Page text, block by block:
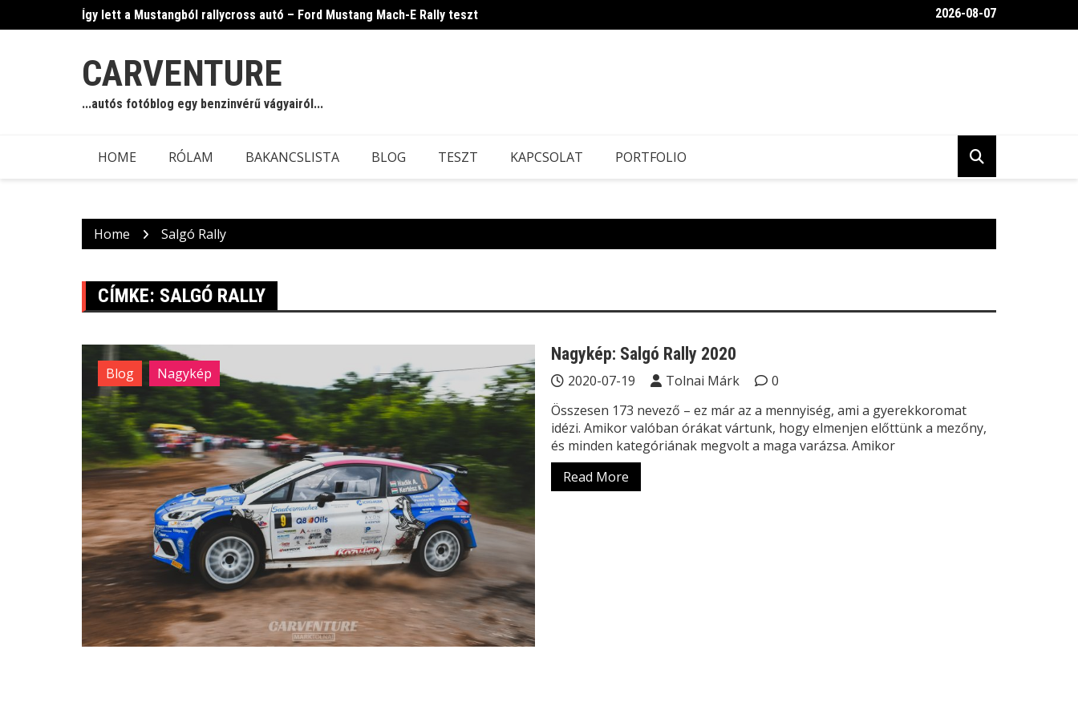
to
Így lett a Mustangból rallycross autó – Ford Mustang Mach-E Rally teszt Japán még olyanabb, mint amilyennek képzeled2026-08-07
CARVENTURE
...autós fotóblog egy benzinvérű vágyairól...
HOME RÓLAM BAKANCSLISTA BLOG TESZT KAPCSOLAT PORTFOLIO
Home Salgó Rally
CÍMKE: SALGÓ RALLY
Blog Nagykép
Nagykép: Salgó Rally 2020
2020-07-19 Tolnai Márk
0
Összesen 173 nevező – ez már az a mennyiség, ami a gyerekkoromat
idézi. Amikor valóban órákat vártunk, hogy elmenjen előttünk a mezőny,
és minden kategóriának megvolt a maga varázsa. Amikor
Read More